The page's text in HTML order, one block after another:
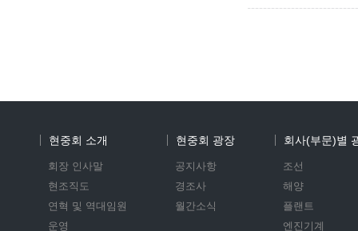
현중회 소개
회장 인사말
현조직도
연혁 및 역대임원
운영
현중회 광장
공지사항
경조사
월간소식
회사(부문)별
조선
해양
플랜트
엔진기계